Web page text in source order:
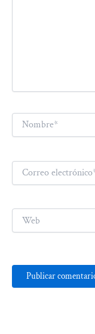
Nombre*
Correo
electrónico*